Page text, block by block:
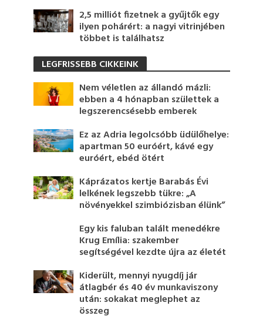
2,5 milliót fizetnek a gyűjtők egy
ilyen pohárért: a nagyi vitrinjében
többet is találhatsz
LEGFRISSEBB CIKKEINK
Nem véletlen az állandó mázli:
ebben a 4 hónapban születtek a
legszerencsésebb emberek
Ez az Adria legolcsóbb üdülőhelye:
apartman 50 euróért, kávé egy
euróért, ebéd ötért
Káprázatos kertje Barabás Évi
lelkének legszebb tükre: „A
növényekkel szimbiózisban élünk”
Egy kis faluban talált menedékre
Krug Emília: szakember
segítségével kezdte újra az életét
Kiderült, mennyi nyugdíj jár
átlagbér és 40 év munkaviszony
után: sokakat meglephet az
összeg